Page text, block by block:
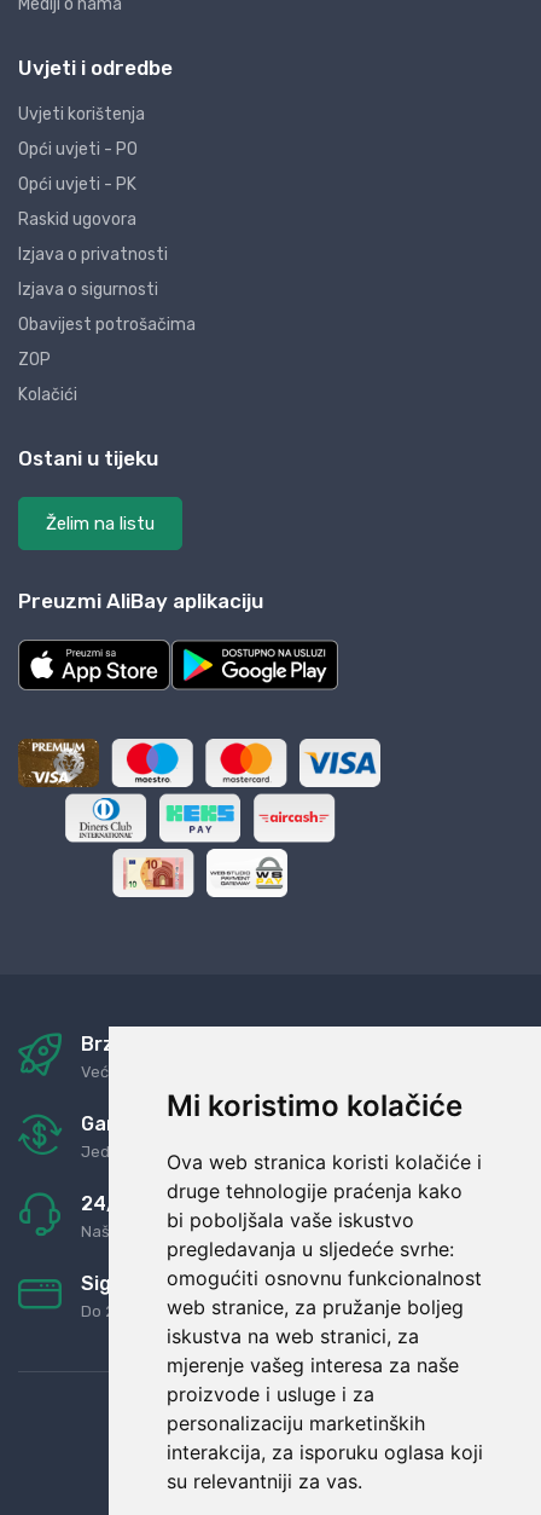
Mi koristimo kolačiće
Ova web stranica koristi kolačiće i
druge tehnologije praćenja kako
bi poboljšala vaše iskustvo
pregledavanja u sljedeće svrhe:
omogućiti osnovnu funkcionalnost
web stranice, za pružanje boljeg
iskustva na web stranici, za
mjerenje vašeg interesa za naše
proizvode i usluge i za
personalizaciju marketinških
interakcija, za isporuku oglasa koji
su relevantniji za vas.
Mediji o nama
Uvjeti i odredbe
Uvjeti korištenja
Opći uvjeti - PO
Opći uvjeti - PK
Raskid ugovora
Izjava o privatnosti
Izjava o sigurnosti
Obavijest potrošačima
ZOP
Kolačići
Ostani u tijeku
Želim na listu
Preuzmi AliBay aplikaciju
Brza i sigurna dostava
Već za nekoliko dana kod vas
Garancija u povrat novaca
Jednostavno pravilo: Roba za novac
24/7 odlična podrška
Naši agenti uvijek na raspolaganju
Sigurno obročno plaćanje
Do 24 rata bez kamata